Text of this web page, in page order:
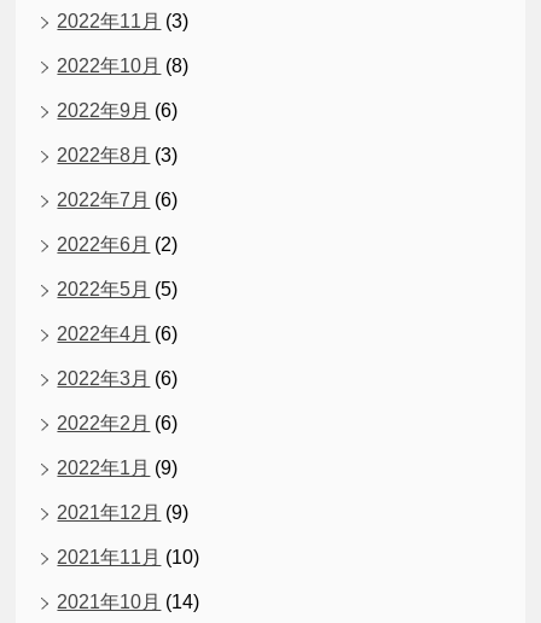
2022年11月 (3)
2022年10月 (8)
2022年9月 (6)
2022年8月 (3)
2022年7月 (6)
2022年6月 (2)
2022年5月 (5)
2022年4月 (6)
2022年3月 (6)
2022年2月 (6)
2022年1月 (9)
2021年12月 (9)
2021年11月 (10)
2021年10月 (14)